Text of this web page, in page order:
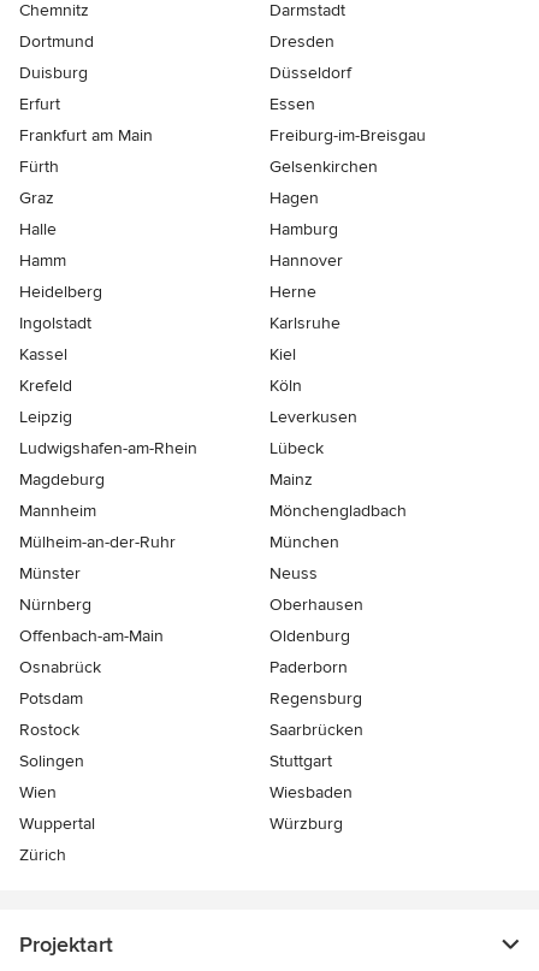
Chemnitz
Darmstadt
Dortmund
Dresden
Duisburg
Düsseldorf
Erfurt
Essen
Frankfurt am Main
Freiburg-im-Breisgau
Fürth
Gelsenkirchen
Graz
Hagen
Halle
Hamburg
Hamm
Hannover
Heidelberg
Herne
Ingolstadt
Karlsruhe
Kassel
Kiel
Krefeld
Köln
Leipzig
Leverkusen
Ludwigshafen-am-Rhein
Lübeck
Magdeburg
Mainz
Mannheim
Mönchen­gladbach
Mülheim-an-der-Ruhr
München
Münster
Neuss
Nürnberg
Oberhausen
Offenbach-am-Main
Oldenburg
Osnabrück
Paderborn
Potsdam
Regensburg
Rostock
Saarbrücken
Solingen
Stuttgart
Wien
Wiesbaden
Wuppertal
Würzburg
Zürich
Projektart